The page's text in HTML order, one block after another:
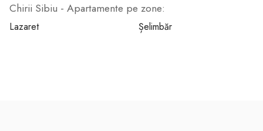
Chirii Sibiu - Apartamente pe zone:
Lazaret Șelimbăr